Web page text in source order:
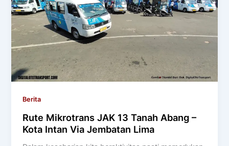
Berita
Rute Mikrotrans JAK 13 Tanah Abang –
Kota Intan Via Jembatan Lima